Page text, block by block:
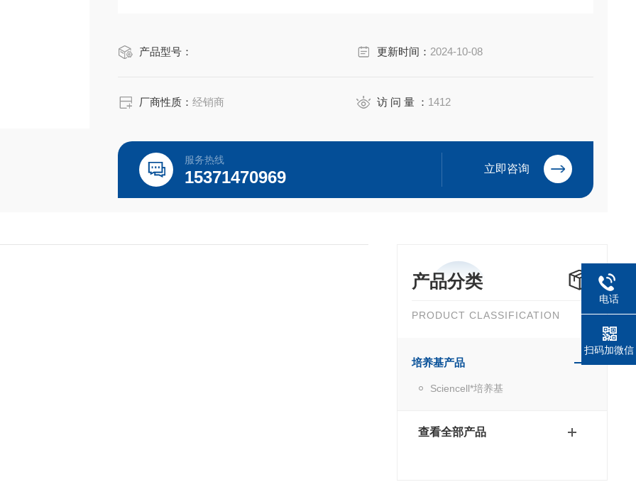
库存:现货,当天付款当天发货
我们提供的GIBCO 新型二代羊水培养为美国原装
产品型号： 更新时间： 2024-10-08
厂商性质：经销商 访 问 量 ： 1412
服务热线
15371470969 立即咨询
产品分类
PRODUCT CLASSIFICATION
培养基产品
Sciencell*培养基
查看全部产品
电话
扫码加微信